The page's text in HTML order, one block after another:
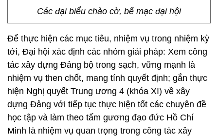
Các đại biểu chào cờ, bế mạc đại hội
Để thực hiện các mục tiêu, nhiệm vụ trong nhiệm kỳ
tới, Đại hội xác định các nhóm giải pháp: Xem công
tác xây dựng Đảng bộ trong sạch, vững mạnh là
nhiệm vụ then chốt, mang tính quyết định; gắn thực
hiện Nghị quyết Trung ương 4 (khóa XI) về xây
dựng Đảng với tiếp tục thực hiện tốt các chuyên đề
học tập và làm theo tấm gương đạo đức Hồ Chí
Minh là nhiệm vụ quan trọng trong công tác xây